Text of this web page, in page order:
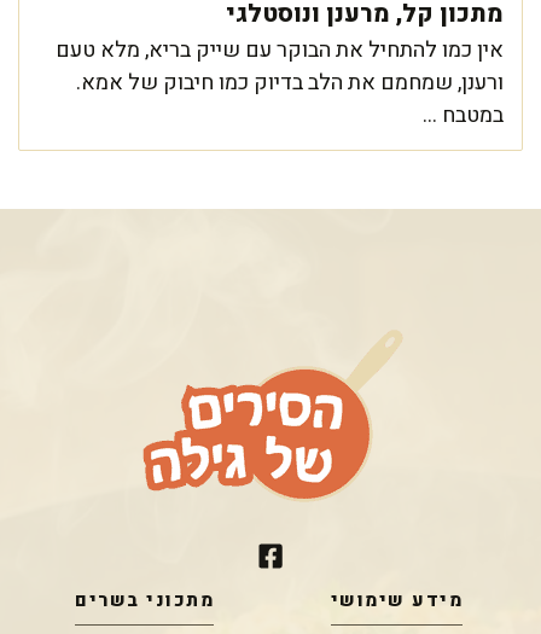
מתכון קל, מרענן ונוסטלגי
אין כמו להתחיל את הבוקר עם שייק בריא, מלא טעם
ורענן, שמחמם את הלב בדיוק כמו חיבוק של אמא.
במטבח ...
מידע שימושי מתכוני בשרים